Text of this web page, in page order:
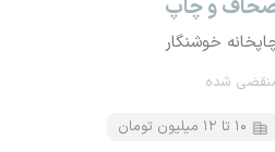
و چاپ
خوشنگار
شده
۱۰ تا ۱۲ میلیون تومان